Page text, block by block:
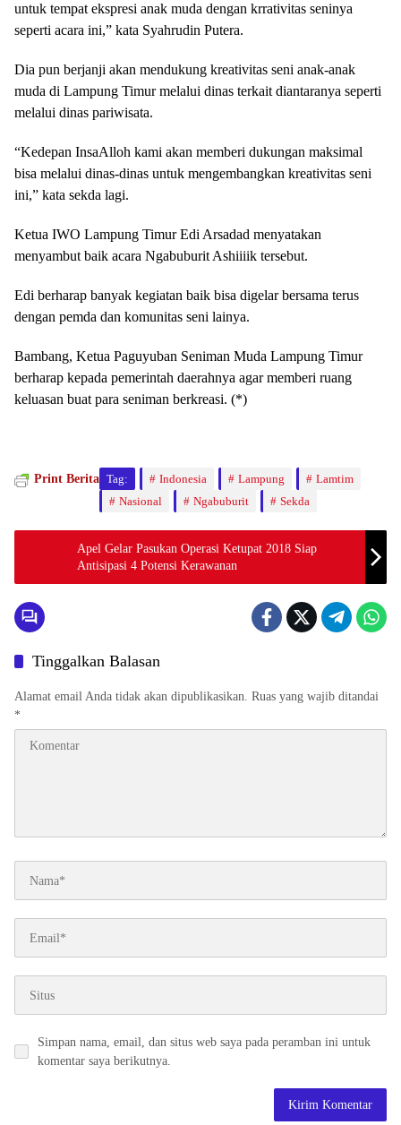
untuk tempat ekspresi anak muda dengan krrativitas seninya
seperti acara ini,” kata Syahrudin Putera.
Dia pun berjanji akan mendukung kreativitas seni anak-anak
muda di Lampung Timur melalui dinas terkait diantaranya seperti
melalui dinas pariwisata.
“Kedepan InsaAlloh kami akan memberi dukungan maksimal
bisa melalui dinas-dinas untuk mengembangkan kreativitas seni
ini,” kata sekda lagi.
Ketua IWO Lampung Timur Edi Arsadad menyatakan
menyambut baik acara Ngabuburit Ashiiiik tersebut.
Edi berharap banyak kegiatan baik bisa digelar bersama terus
dengan pemda dan komunitas seni lainya.
Bambang, Ketua Paguyuban Seniman Muda Lampung Timur
berharap kepada pemerintah daerahnya agar memberi ruang
keluasan buat para seniman berkreasi. (*)
Print Berita Tag: Indonesia Lampung
Lamtim
Nasional
Ngabuburit Sekda
Apel Gelar Pasukan Operasi Ketupat 2018 Siap
Antisipasi 4 Potensi Kerawanan
Tinggalkan Balasan
Alamat email Anda tidak akan dipublikasikan. Ruas yang wajib ditandai
*
Simpan nama, email, dan situs web saya pada peramban ini untuk
komentar saya berikutnya.